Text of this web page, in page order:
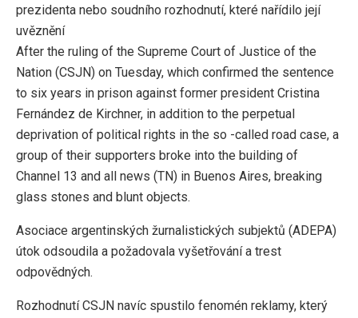
prezidenta nebo soudního rozhodnutí, které nařídilo její
uvěznění
After the ruling of the Supreme Court of Justice of the
Nation (CSJN) on Tuesday, which confirmed the sentence
to six years in prison against former president Cristina
Fernández de Kirchner, in addition to the perpetual
deprivation of political rights in the so -called road case, a
group of their supporters broke into the building of
Channel 13 and all news (TN) in Buenos Aires, breaking
glass stones and blunt objects.
Asociace argentinských žurnalistických subjektů (ADEPA)
útok odsoudila a požadovala vyšetřování a trest
odpovědných.
Rozhodnutí CSJN navíc spustilo fenomén reklamy, který